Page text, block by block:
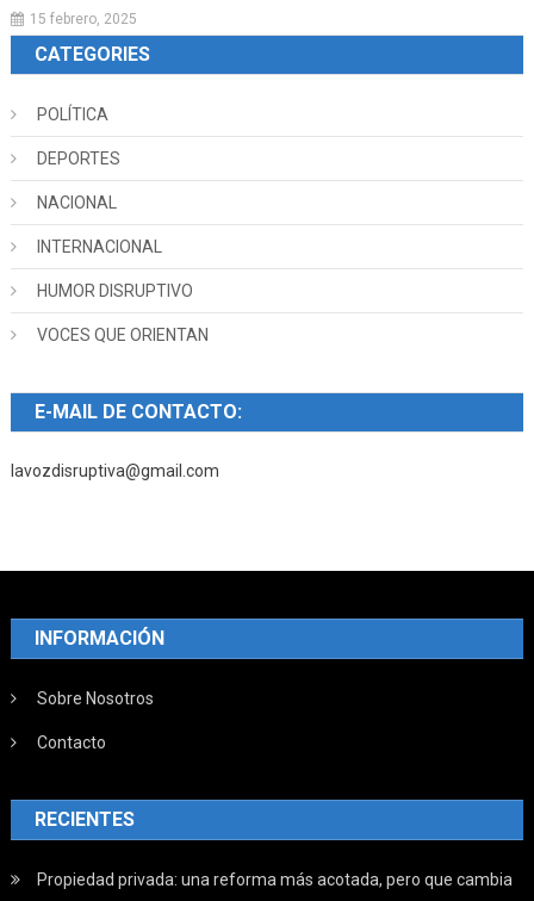
15 febrero, 2025
CATEGORIES
POLÍTICA
DEPORTES
NACIONAL
INTERNACIONAL
HUMOR DISRUPTIVO
VOCES QUE ORIENTAN
E-MAIL DE CONTACTO:
lavozdisruptiva@gmail.com
INFORMACIÓN
Sobre Nosotros
Contacto
RECIENTES
Propiedad privada: una reforma más acotada, pero que cambia